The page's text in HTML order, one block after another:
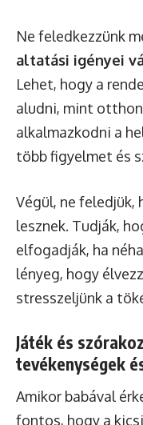
Ne feledkezzünk
altatási igényei
Lehet, hogy a
aludni, mint
alkalmazkodni a
több figyelmet és
Végül, ne feledjük,
lesznek. Tudják,
elfogadják, ha
lényeg, hogy
stresszeljünk a
Játék és
tevékenységek
Amikor babával
fontos, hogy a